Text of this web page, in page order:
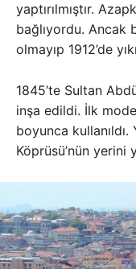
yaptırılmıştır.
bağlıyordu. Ancak
olmayıp 1912’de
1845’te Sultan
inşa edildi. İlk
boyunca
Köprüsü’nün yerini